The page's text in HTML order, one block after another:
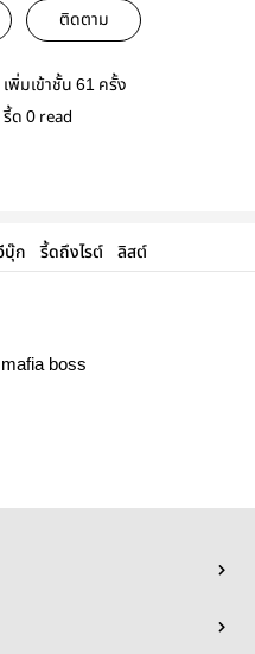
ติดตาม
เพิ่มเข้าชั้น 61 ครั้ง
รี้ด 0 read
บุ๊ก รี้ดถึงไรต์ ลิสต์
boss